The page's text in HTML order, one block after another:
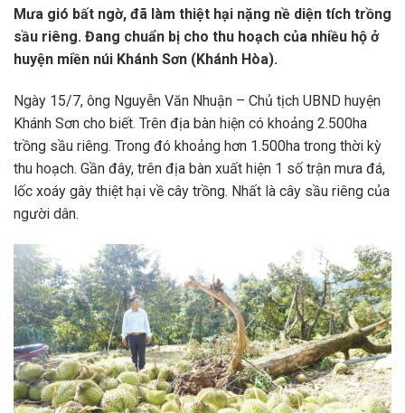
Mưa gió bất ngờ, đã làm thiệt hại nặng nề diện tích trồng
sầu riêng. Đang chuẩn bị cho thu hoạch của nhiều hộ ở
huyện miền núi Khánh Sơn (Khánh Hòa).
Ngày 15/7, ông Nguyễn Văn Nhuận – Chủ tịch UBND huyện
Khánh Sơn cho biết. Trên địa bàn hiện có khoảng 2.500ha
trồng sầu riêng. Trong đó khoảng hơn 1.500ha trong thời kỳ
thu hoạch. Gần đây, trên địa bàn xuất hiện 1 số trận mưa đá,
lốc xoáy gây thiệt hại về cây trồng. Nhất là cây sầu riêng của
người dân.